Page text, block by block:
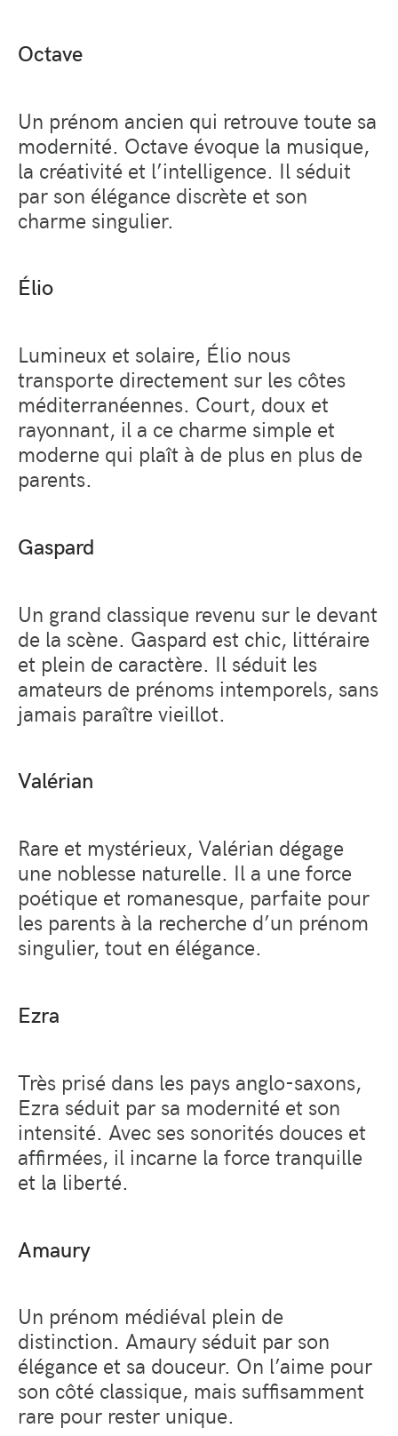
Octave
Un prénom ancien qui retrouve toute sa
modernité. Octave évoque la musique,
la créativité et l’intelligence. Il séduit
par son élégance discrète et son
charme singulier.
Élio
Lumineux et solaire, Élio nous
transporte directement sur les côtes
méditerranéennes. Court, doux et
rayonnant, il a ce charme simple et
moderne qui plaît à de plus en plus de
parents.
Gaspard
Un grand classique revenu sur le devant
de la scène. Gaspard est chic, littéraire
et plein de caractère. Il séduit les
amateurs de prénoms intemporels, sans
jamais paraître vieillot.
Valérian
Rare et mystérieux, Valérian dégage
une noblesse naturelle. Il a une force
poétique et romanesque, parfaite pour
les parents à la recherche d’un prénom
singulier, tout en élégance.
Ezra
Très prisé dans les pays anglo-saxons,
Ezra séduit par sa modernité et son
intensité. Avec ses sonorités douces et
affirmées, il incarne la force tranquille
et la liberté.
Amaury
Un prénom médiéval plein de
distinction. Amaury séduit par son
élégance et sa douceur. On l’aime pour
son côté classique, mais suffisamment
rare pour rester unique.